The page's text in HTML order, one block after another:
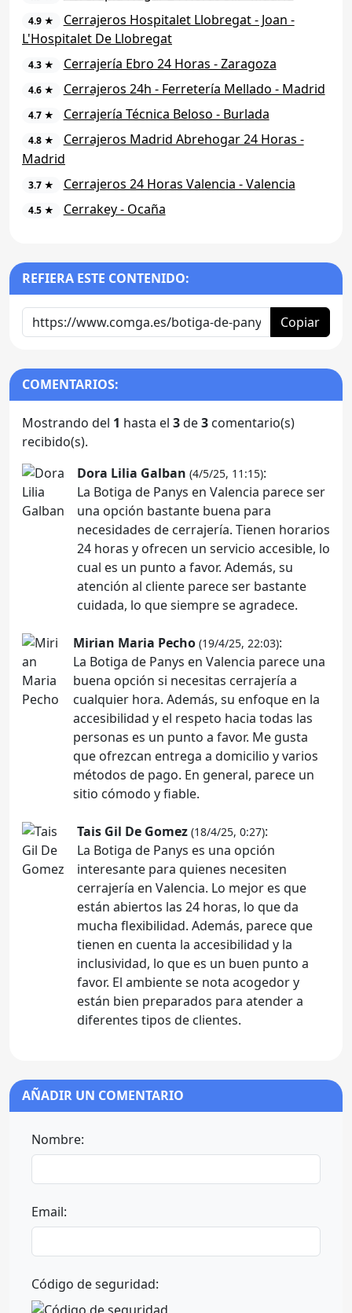
4.9 ★
Cerrajeros Hospitalet Llobregat - Joan -
L'Hospitalet De Llobregat
4.3 ★ Cerrajería Ebro 24 Horas - Zaragoza
4.6 ★ Cerrajeros 24h - Ferretería Mellado - Madrid
4.7 ★ Cerrajería Técnica Beloso - Burlada
4.8 ★
Cerrajeros Madrid Abrehogar 24 Horas -
Madrid
3.7 ★ Cerrajeros 24 Horas Valencia - Valencia
4.5 ★ Cerrakey - Ocaña
REFIERA ESTE CONTENIDO:
Copiar
COMENTARIOS:
Mostrando del 1 hasta el 3de3 comentario(s)
recibido(s).
Dora Lilia Galban (4/5/25, 11:15):
La Botiga de Panys en Valencia parece ser
una opción bastante buena para
necesidades de cerrajería. Tienen horarios
24 horas y ofrecen un servicio accesible, lo
cual es un punto a favor. Además, su
atención al cliente parece ser bastante
cuidada, lo que siempre se agradece.
Mirian Maria Pecho (19/4/25, 22:03):
La Botiga de Panys en Valencia parece una
buena opción si necesitas cerrajería a
cualquier hora. Además, su enfoque en la
accesibilidad y el respeto hacia todas las
personas es un punto a favor. Me gusta
que ofrezcan entrega a domicilio y varios
métodos de pago. En general, parece un
sitio cómodo y fiable.
Tais Gil De Gomez (18/4/25, 0:27):
La Botiga de Panys es una opción
interesante para quienes necesiten
cerrajería en Valencia. Lo mejor es que
están abiertos las 24 horas, lo que da
mucha flexibilidad. Además, parece que
tienen en cuenta la accesibilidad y la
inclusividad, lo que es un buen punto a
favor. El ambiente se nota acogedor y
están bien preparados para atender a
diferentes tipos de clientes.
AÑADIR UN COMENTARIO
Nombre:
Email:
Código de seguridad: